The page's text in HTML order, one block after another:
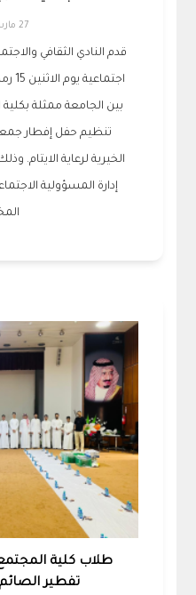
27 مارس 2024
قدم النادي الثقافي
بين الجامعة ممثلة
تنظيم حفل إفطار
الخيرية لرعاية الايتام.
إدارة المسؤولية
طلاب كلية
تفطير